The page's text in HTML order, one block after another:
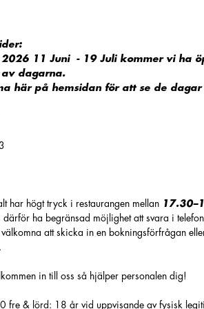
2026 11 Juni - 19 Juli kommer vi ha
av dagarna.
här på hemsidan för att se de dagar
har högt tryck i restaurangen mellan
därför ha begränsad möjlighet att svara i
att skicka in en bokningsförfrågan
in till oss så hjälper personalen dig!
fre & lörd: 18 år vid uppvisande av fysisk